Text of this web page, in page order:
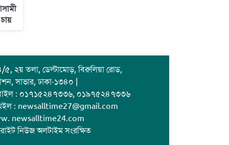
৫, ২য় তলা, ডেল্টামোড়, বিরুলিয়া রোড,
সাভার, ঢাকা-১৩৪০ |
: ০১৭১৫২৪৭৩৩৬, ০১৯৭৫২৪৭৩৩৬
: newsalltime27@gmail.com
newsalltime24.com
নিউজ অলটাইম সংরক্ষিত